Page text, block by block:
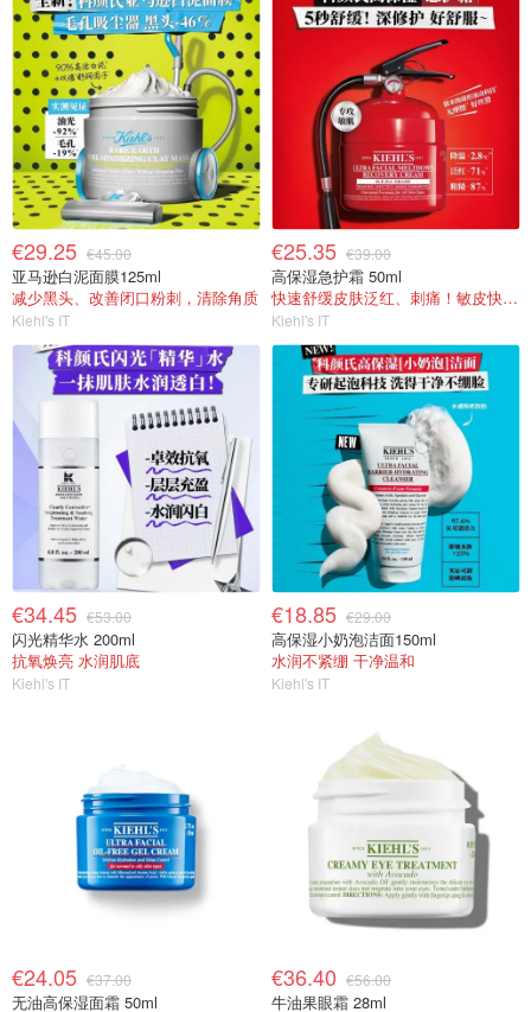
€29.25 €45.00
亚马逊白泥面膜125ml
减少黑头、改善闭口粉刺，清除角质
Kiehl's IT
€25.35 €39.00
高保湿急护霜 50ml
快速舒缓皮肤泛红、刺痛！敏皮快乐面霜！
Kiehl's IT
€34.45 €53.00
闪光精华水 200ml
抗氧焕亮 水润肌底
Kiehl's IT
€18.85 €29.00
高保湿小奶泡洁面150ml
水润不紧绷 干净温和
Kiehl's IT
€24.05 €37.00
无油高保湿面霜 50ml
€36.40 €56.00
牛油果眼霜 28ml